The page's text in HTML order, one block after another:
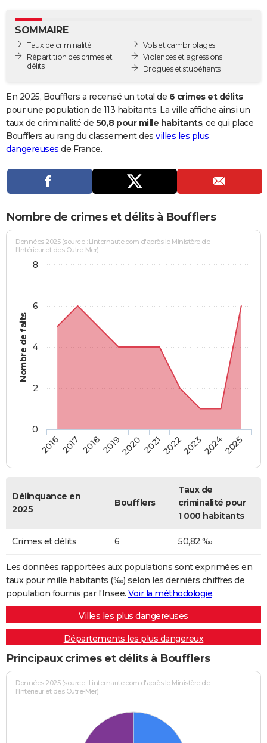
GUIDES D'ACHAT
BONS PLANS
Carte de Noël
Carte Bonne année
Carte Saint-Valentin
Carte Pâques
Carte d'anniversaire
DICTIONNAIRE
Dictionnaire
Biographies
Citations
Expressions
Proverbes
PROGRAMME TV
Se connecter
Entreprises
Service militaire
Avis de recherche
AVIS DE DÉCÈS
Bricolage
Lifestyle
Culture
Sport
Auto
Television
Voyage
Cinema
SOMMAIRE
Taux de criminalité
Répartition des crimes et
délits
Vols et cambriolages
Violences et agressions
Drogues et stupéfiants
En 2025, Boufflers a recensé un total de 6 crimes et délits
pour une population de 113 habitants. La ville affiche ainsi un
taux de criminalité de 50,8 pour mille habitants, ce qui place
Boufflers au rang du classement des villes les plus
dangereuses de France.
Nombre de crimes et délits à Boufflers
Nombre de faits
Données 2025 (source : Linternaute.com d'après le Ministère de
l'Intérieur et des Outre-Mer)
20162017 20182019202020212022202320242025
0
2
4
6
8
Délinquance en
2025
Boufflers
Taux de
criminalité pour
1 000 habitants
Crimes et délits 6 50,82 ‰
Les données rapportées aux populations sont exprimées en
taux pour mille habitants (‰) selon les dernièrs chiffres de
population fournis par l'Insee. Voir la méthodologie.
Villes les plus dangereuses
Départements les plus dangereux
Principaux crimes et délits à Boufflers
Données 2025 (source : Linternaute.com d'après le Ministère de
l'Intérieur et des Outre-Mer)